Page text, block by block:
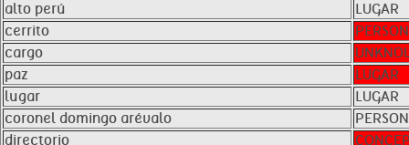
alto perú
LUGAR
cerrito
cargo
paz
LUGAR
lugar
LUGAR
coronel domingo arévalo
directorio